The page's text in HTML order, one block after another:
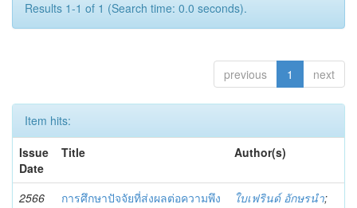
Results 1-1 of 1 (Search time: 0.0 seconds).
previous 1 next
Item hits:
Issue
Date
Title Author(s)
2566
การศึกษาปัจจัยที่ส่งผลต่อความพึง
ใบเฟรินด์ อักษรนำ;